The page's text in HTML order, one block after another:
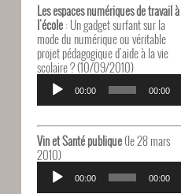
Les espaces numériques de travail à
l'école: Un gadget surfant sur la
mode du numérique ou véritable
projet pédagogique d'aide à la vie
scolaire ? (10/09/2010)
Lecteur
audio
00:00 00:00
Vin et Santé publique(le 28 mars
2010)
Lecteur
audio
00:00 00:00